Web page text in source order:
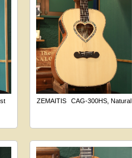
ZEMAITIS CAG-300HS, Natural